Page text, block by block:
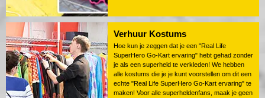
Verhuur Kostums
Hoe kun je zeggen dat je een "Real Life
SuperHero Go-Kart ervaring" hebt gehad zonder
je als een superheld te verkleden! We hebben
alle kostums die je je kunt voorstellen om dit een
echte "Real Life SuperHero Go-Kart ervaring" te
maken! Voor alle superheldenfans, maak je geen